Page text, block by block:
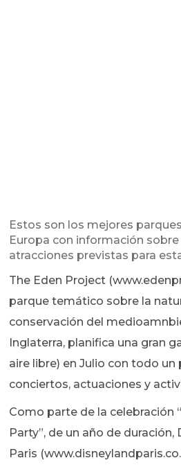
Estos son los mejores
Europa con información sobre
atracciones previstas para
The Eden Project
parque temático sobre la
conservación del
Inglaterra, planifica una gran
aire libre) en Julio con todo un
conciertos, actuaciones y
Como parte de la celebración
Party”, de un año de
Paris